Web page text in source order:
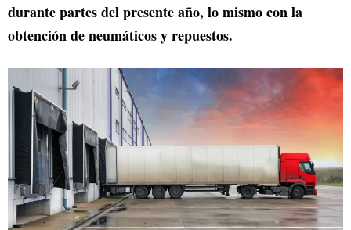
durante partes del presente año, lo mismo con la
obtención de neumáticos y repuestos.